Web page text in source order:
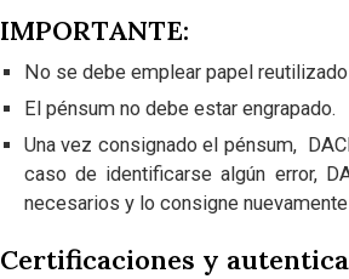
IMPORTANTE:
No se debe emplear papel
El pénsum no debe estar engrapado.
Una vez consignado el pénsum,
caso de identificarse algún error,
necesarios y lo consigne
Certificaciones y